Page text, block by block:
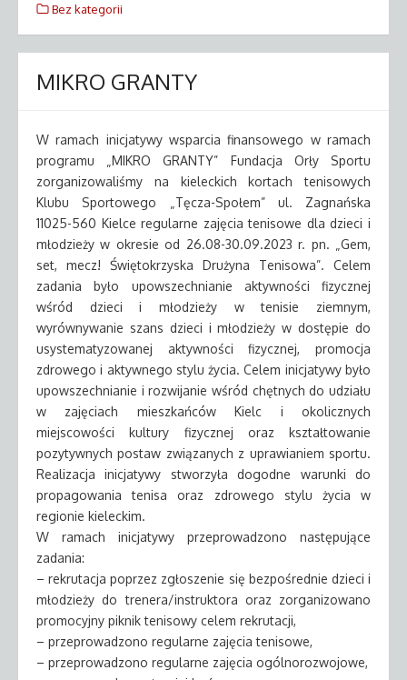
Bez kategorii
MIKRO GRANTY
W ramach inicjatywy wsparcia finansowego w ramach
programu „MIKRO GRANTY” Fundacja Orły Sportu
zorganizowaliśmy na kieleckich kortach tenisowych
Klubu Sportowego „Tęcza-Społem” ul. Zagnańska
11025-560 Kielce regularne zajęcia tenisowe dla dzieci i
młodzieży w okresie od 26.08-30.09.2023 r. pn. „Gem,
set, mecz! Świętokrzyska Drużyna Tenisowa”. Celem
zadania było upowszechnianie aktywności fizycznej
wśród dzieci i młodzieży w tenisie ziemnym,
wyrównywanie szans dzieci i młodzieży w dostępie do
usystematyzowanej aktywności fizycznej, promocja
zdrowego i aktywnego stylu życia. Celem inicjatywy było
upowszechnianie i rozwijanie wśród chętnych do udziału
w zajęciach mieszkańców Kielc i okolicznych
miejscowości kultury fizycznej oraz kształtowanie
pozytywnych postaw związanych z uprawianiem sportu.
Realizacja inicjatywy stworzyła dogodne warunki do
propagowania tenisa oraz zdrowego stylu życia w
regionie kieleckim.
W ramach inicjatywy przeprowadzono następujące
zadania:
– rekrutacja poprzez zgłoszenie się bezpośrednie dzieci i
młodzieży do trenera/instruktora oraz zorganizowano
promocyjny piknik tenisowy celem rekrutacji,
– przeprowadzono regularne zajęcia tenisowe,
– przeprowadzono regularne zajęcia ogólnorozwojowe,